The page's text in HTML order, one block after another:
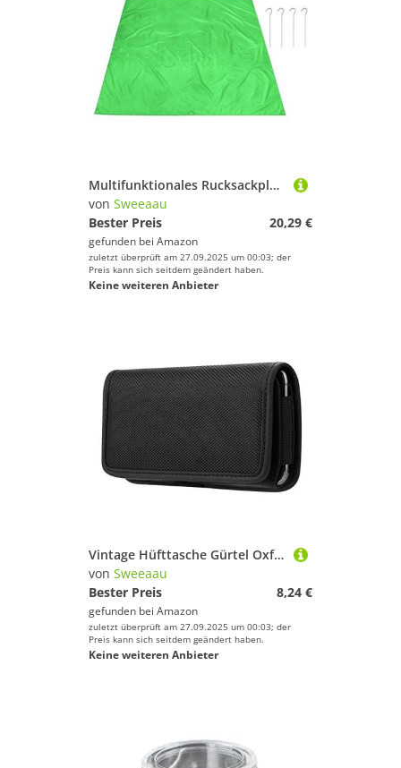
Multifunktionales Rucksackplanen-Set, wetterfest, Sonnenschutz, Camping-Planen für Camping, Wandern, Strandausflug, wasserabweisende Picknickdecke
von Sweeaau
Bester Preis
20,29 €
gefunden bei Amazon
zuletzt überprüft am 27.09.2025 um 00:03; der
Preis kann sich seitdem geändert haben.
Keine weiteren Anbieter
Vintage Hüfttasche Gürtel Oxford Tuch Schlaufe Tragetasche Handytasche Brieftasche für Frauen Mode Leder, mehrfarbig, XXL, Mass Beauty
von Sweeaau
Bester Preis
8,24 €
gefunden bei Amazon
zuletzt überprüft am 27.09.2025 um 00:03; der
Preis kann sich seitdem geändert haben.
Keine weiteren Anbieter